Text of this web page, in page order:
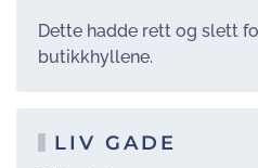
Dette hadde rett og slett
butikkhyllene.
LIV GADE